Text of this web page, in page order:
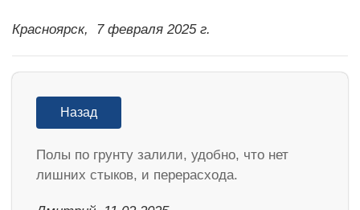
Красноярск, 7 февраля 2025 г.
Назад
Полы по грунту залили, удобно, что нет
лишних стыков, и перерасхода.